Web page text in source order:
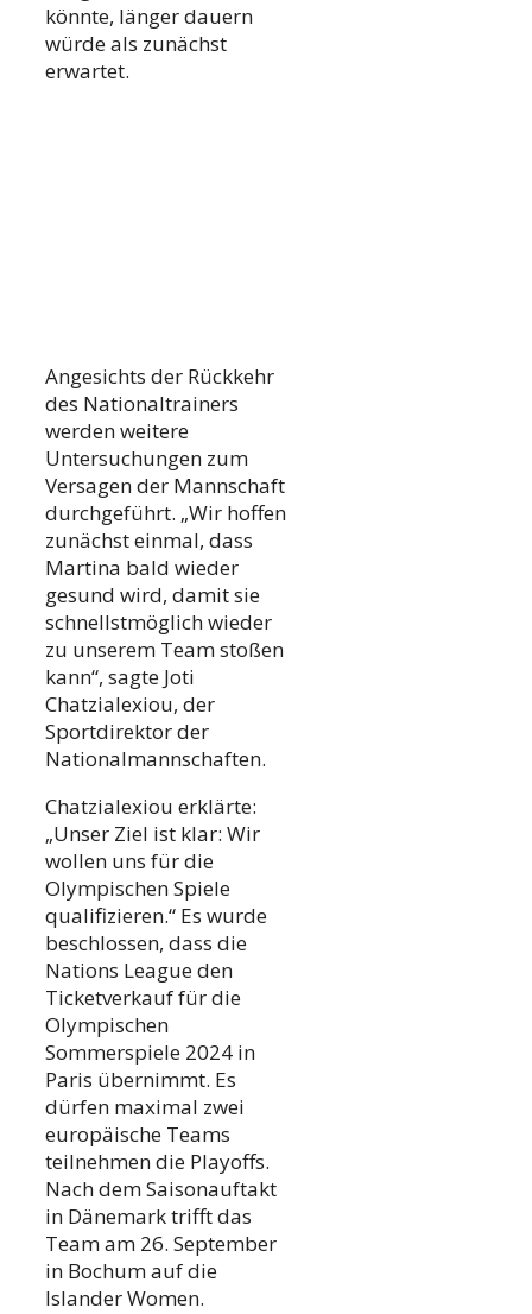
könnte, länger dauern
würde als zunächst
erwartet.
Angesichts der Rückkehr
des Nationaltrainers
werden weitere
Untersuchungen zum
Versagen der Mannschaft
durchgeführt. „Wir hoffen
zunächst einmal, dass
Martina bald wieder
gesund wird, damit sie
schnellstmöglich wieder
zu unserem Team stoßen
kann“, sagte Joti
Chatzialexiou, der
Sportdirektor der
Nationalmannschaften.
Chatzialexiou erklärte:
„Unser Ziel ist klar: Wir
wollen uns für die
Olympischen Spiele
qualifizieren.“ Es wurde
beschlossen, dass die
Nations League den
Ticketverkauf für die
Olympischen
Sommerspiele 2024 in
Paris übernimmt. Es
dürfen maximal zwei
europäische Teams
teilnehmen die Playoffs.
Nach dem Saisonauftakt
in Dänemark trifft das
Team am 26. September
in Bochum auf die
Islander Women.